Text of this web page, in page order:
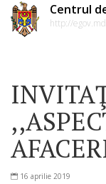
Centrul
http://
16 aprilie 2019